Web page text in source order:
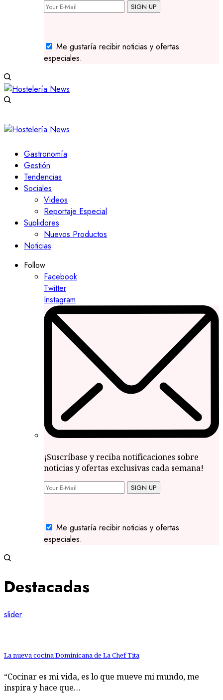
SIGN UP
Me gustaría recibir noticias y ofertas
especiales.
Gastronomía
Gestión
Tendencias
Sociales
Videos
Reportaje Especial
Suplidores
Nuevos Productos
Noticias
Follow
Facebook
Twitter
Instagram
¡Suscríbase y reciba notificaciones sobre
noticias y ofertas exclusivas cada semana!
SIGN UP
Me gustaría recibir noticias y ofertas
especiales.
Destacadas
slider
La nueva cocina Dominicana de La Chef Tita
“Cocinar es mi vida, es lo que mueve mi mundo, me
inspira y hace que…